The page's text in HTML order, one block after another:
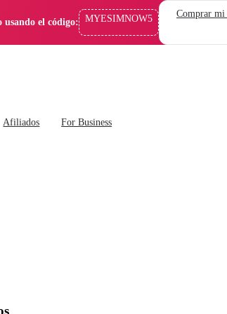
usando el código: MYESIMNOW5 Comprar
Afiliados For Business